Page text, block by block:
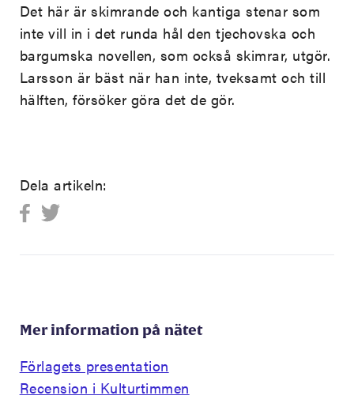
Det här är skimrande och kantiga stenar som
inte vill in i det runda hål den tjechovska och
bargumska novellen, som också skimrar, utgör.
Larsson är bäst när han inte, tveksamt och till
hälften, försöker göra det de gör.
Dela artikeln:
Mer information på nätet
Förlagets presentation
Recension i Kulturtimmen